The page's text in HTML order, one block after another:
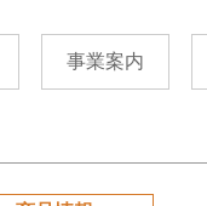
事業案内